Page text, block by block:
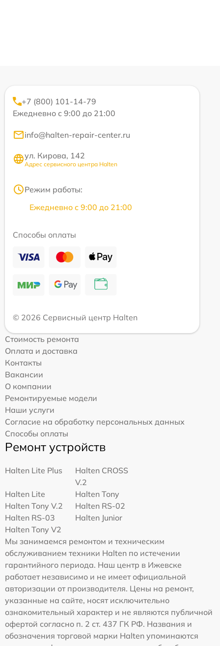
+7 (800) 101-14-79
Ежедневно с 9:00 до 21:00
info@halten-repair-center.ru
ул. Кирова, 142
Адрес сервисного центра Halten
Режим работы:
Ежедневно с 9:00 до 21:00
Способы оплаты
© 2026 Сервисный центр Halten
Стоимость ремонта
Оплата и доставка
Контакты
Вакансии
О компании
Ремонтируемые модели
Наши услуги
Согласие на обработку персональных данных
Способы оплаты
Ремонт устройств
Halten Lite Plus
Halten CROSS
V.2
Halten Lite
Halten Tony
Halten Tony V.2
Halten RS-02
Halten RS-03
Halten Junior
Halten Tony V2
Мы занимаемся ремонтом и техническим
обслуживанием техники Halten по истечении
гарантийного периода. Наш центр в Ижевске
работает независимо и не имеет официальной
авторизации от производителя. Цены на ремонт,
указанные на сайте, носят исключительно
ознакомительный характер и не являются публичной
офертой согласно п. 2 ст. 437 ГК РФ. Названия и
обозначения торговой марки Halten упоминаются